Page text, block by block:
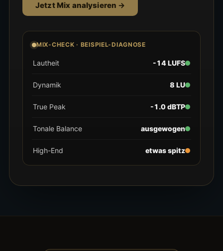
Jetzt Mix analysieren
MIX-CHECK · BEISPIEL-DIAGNOSE
Lautheit -14 LUFS
Dynamik 8 LU
True Peak -1.0 dBTP
Tonale Balance ausgewogen
High-End etwas spitz